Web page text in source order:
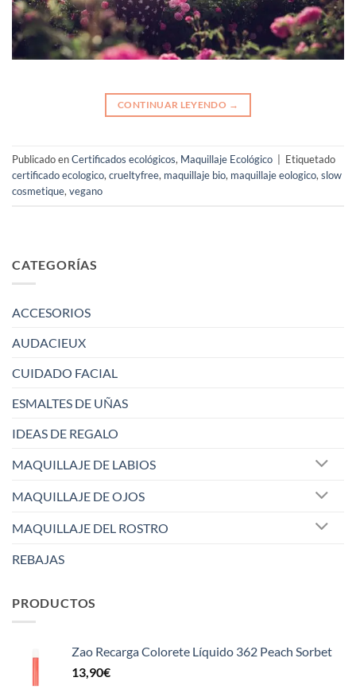
CONTINUAR LEYENDO →
Publicado enCertificados ecológicos, Maquillaje Ecológico
Etiquetado
certificado ecologico, crueltyfree, maquillaje bio, maquillaje eologico, slow
cosmetique, vegano
CATEGORÍAS
ACCESORIOS
AUDACIEUX
CUIDADO FACIAL
ESMALTES DE UÑAS
IDEAS DE REGALO
MAQUILLAJE DE LABIOS
MAQUILLAJE DE OJOS
MAQUILLAJE DEL ROSTRO
REBAJAS
PRODUCTOS
Zao Recarga Colorete Líquido 362 Peach Sorbet
13,90€